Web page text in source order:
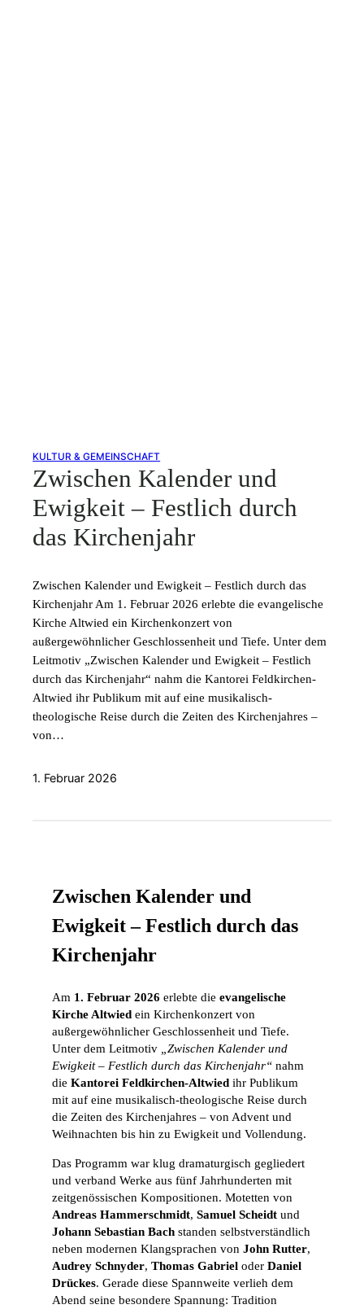
KULTUR & GEMEINSCHAFT
Zwischen Kalender und
Ewigkeit – Festlich durch
das Kirchenjahr
Zwischen Kalender und Ewigkeit – Festlich durch das
Kirchenjahr Am 1. Februar 2026 erlebte die evangelische
Kirche Altwied ein Kirchenkonzert von
außergewöhnlicher Geschlossenheit und Tiefe. Unter dem
Leitmotiv „Zwischen Kalender und Ewigkeit – Festlich
durch das Kirchenjahr“ nahm die Kantorei Feldkirchen-
Altwied ihr Publikum mit auf eine musikalisch-
theologische Reise durch die Zeiten des Kirchenjahres –
von…
1. Februar 2026
Zwischen Kalender und
Ewigkeit – Festlich durch das
Kirchenjahr
Am 1. Februar 2026 erlebte dieevangelische
Kirche Altwied ein Kirchenkonzert von
außergewöhnlicher Geschlossenheit und Tiefe.
Unter dem Leitmotiv
„Zwischen Kalender und
Ewigkeit – Festlich durch das Kirchenjahr“ nahm
dieKantorei Feldkirchen-Altwied ihr Publikum
mit auf eine musikalisch-theologische Reise durch
die Zeiten des Kirchenjahres – von Advent und
Weihnachten bis hin zu Ewigkeit und Vollendung.
Das Programm war klug dramaturgisch gegliedert
und verband Werke aus fünf Jahrhunderten mit
zeitgenössischen Kompositionen. Motetten von
Andreas Hammerschmidt,Samuel Scheidt und
Johann Sebastian Bach standen selbstverständlich
neben modernen Klangsprachen vonJohn Rutter,
Audrey Schnyder,Thomas Gabriel oderDaniel
Drückes. Gerade diese Spannweite verlieh dem
Abend seine besondere Spannung: Tradition